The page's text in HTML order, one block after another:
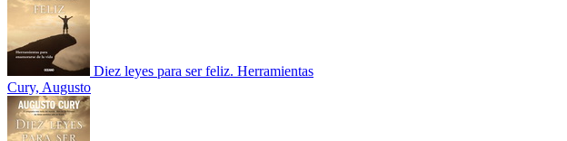
Diez leyes para ser feliz. Herramientas
Cury, Augusto